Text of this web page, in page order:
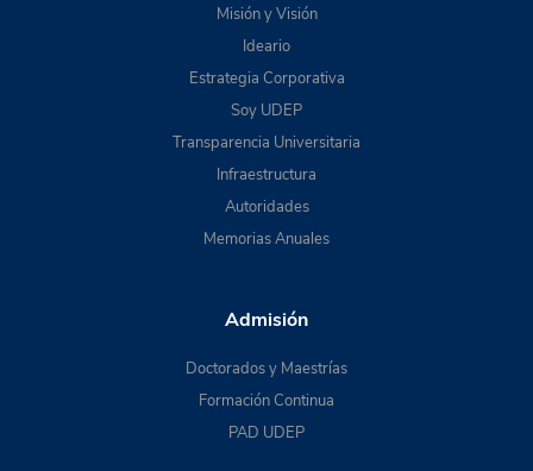
Misión y Visión
Ideario
Estrategia Corporativa
Soy UDEP
Transparencia Universitaria
Infraestructura
Autoridades
Memorias Anuales
Admisión
Doctorados y Maestrías
Formación Continua
PAD UDEP